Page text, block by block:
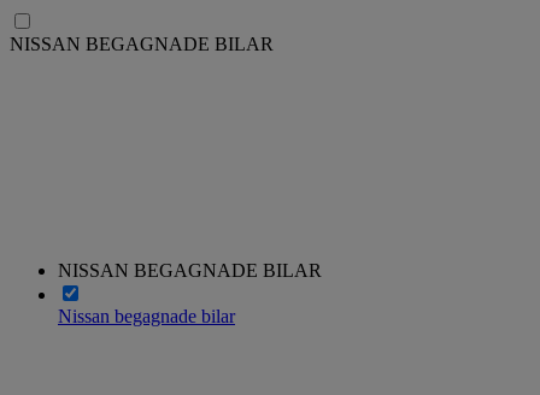
NISSAN BEGAGNADE BILAR
NISSAN BEGAGNADE BILAR
Nissan begagnade bilar